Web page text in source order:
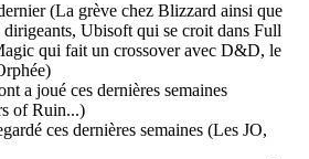
(La grève chez Blizzard ainsi que
dirigeants, Ubisoft qui se croit dans Full
qui fait un crossover avec D&D, le
a joué ces dernières semaines
of Ruin...)
ces dernières semaines (Les JO,